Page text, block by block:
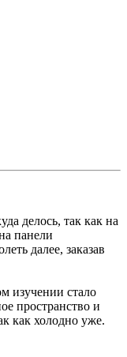
делось, так как на
панели
далее, заказав
изучении стало
пространство и
как холодно уже.